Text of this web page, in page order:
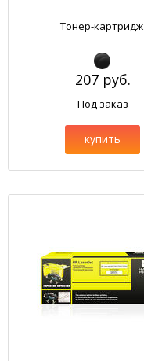
Тонер-картридж
207 руб.
Под заказ
купить